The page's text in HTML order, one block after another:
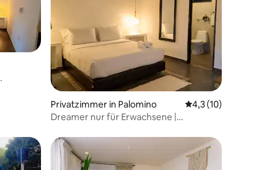
Privatzimmer in Palomino
Durchschnittliche
4,3 (10)
Dreamer nur für Erwachsene |
Paradies